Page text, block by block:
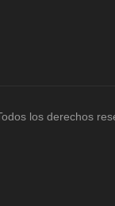
los derechos